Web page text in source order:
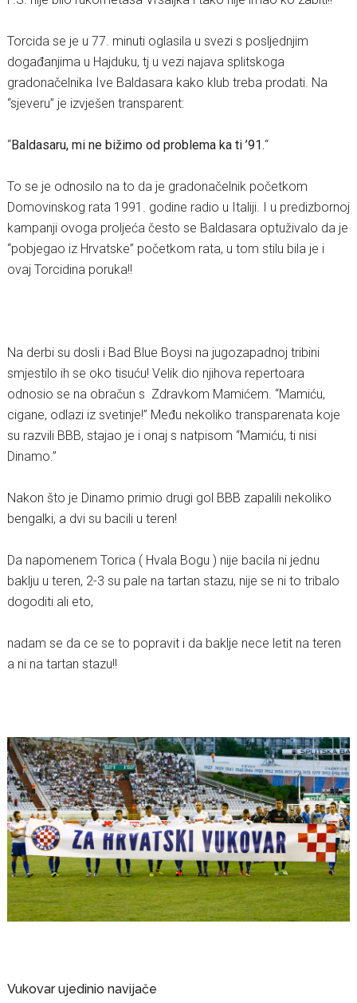
Torcida se je u 77. minuti oglasila u svezi s posljednjim
događanjima u Hajduku, tj u vezi najava splitskoga
gradonačelnika Ive Baldasara kako klub treba prodati. Na
“sjeveru” je izvješen transparent:
“Baldasaru, mi ne bižimo od problema ka ti ’91.“
To se je odnosilo na to da je gradonačelnik početkom
Domovinskog rata 1991. godine radio u Italiji. I u predizbornoj
kampanji ovoga proljeća često se Baldasara optuživalo da je
“pobjegao iz Hrvatske” početkom rata, u tom stilu bila je i
ovaj Torcidina poruka!!
Na derbi su dosli i Bad Blue Boysi na jugozapadnoj tribini
smjestilo ih se oko tisuću! Velik dio njihova repertoara
odnosio se na obračun s Zdravkom Mamićem. “Mamiću,
cigane, odlazi iz svetinje!” Među nekoliko transparenata koje
su razvili BBB, stajao je i onaj s natpisom “Mamiću, ti nisi
Dinamo.”
Nakon što je Dinamo primio drugi gol BBB zapalili nekoliko
bengalki, a dvi su bacili u teren!
Da napomenem Torica ( Hvala Bogu ) nije bacila ni jednu
baklju u teren, 2-3 su pale na tartan stazu, nije se ni to tribalo
dogoditi ali eto,
nadam se da ce se to popravit i da baklje nece letit na teren
a ni na tartan stazu!!
Vukovar ujedinio navijače